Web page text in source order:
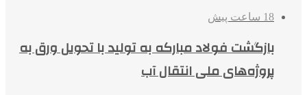
18 ساعت پیش
بازگشت فولاد مبارکه به تولید با تحویل ورق به
پروژه‌های ملی انتقال آب